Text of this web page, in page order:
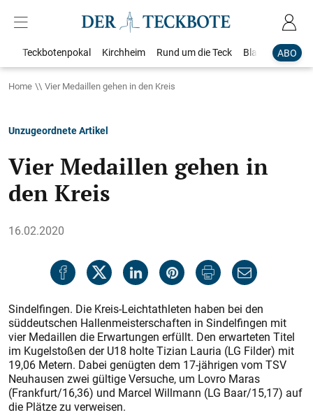
ABO
Teckbotenpokal Kirchheim Rund um die Teck Blaulicht
Home Vier Medaillen gehen in den Kreis
Unzugeordnete Artikel
Vier Medaillen gehen in
den Kreis
16.02.2020
Sindelfingen. Die Kreis-Leichtathleten haben bei den
süddeutschen Hallenmeisterschaften in Sindelfingen mit
vier Medaillen die Erwartungen erfüllt. Den erwarteten Titel
im Kugelstoßen der U18 holte Tizian Lauria (LG Filder) mit
19,06 Metern. Dabei genügten dem 17-jährigen vom TSV
Neuhausen zwei gültige Versuche, um Lovro Maras
(Frankfurt/16,36) und Marcel Willmann (LG Baar/15,17) auf
die Plätze zu verweisen.